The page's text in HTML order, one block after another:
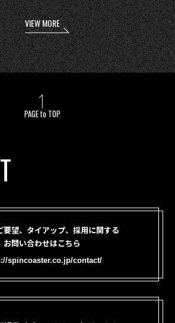
VIEW MORE
PAGE to TOP
要望、タイアップ、採用に関する
お問い合わせはこちら
spincoaster.co.jp/contact/